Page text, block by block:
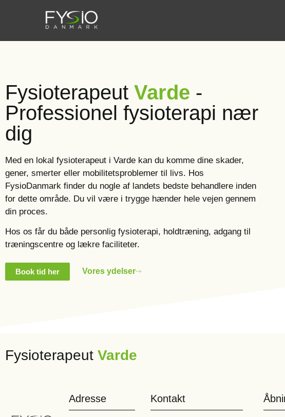
Fysioterapeut Varde -
Professionel fysioterapi nær
dig
Med en lokal fysioterapeut i Varde kan du komme dine skader,
gener, smerter eller mobilitetsproblemer til livs. Hos
FysioDanmark finder du nogle af landets bedste behandlere inden
for dette område. Du vil være i trygge hænder hele vejen gennem
din proces.
Hos os får du både personlig fysioterapi, holdtræning, adgang til
træningscentre og lækre faciliteter.
Book tid her Vores ydelser
Fysioterapeut Varde
Adresse Kontakt